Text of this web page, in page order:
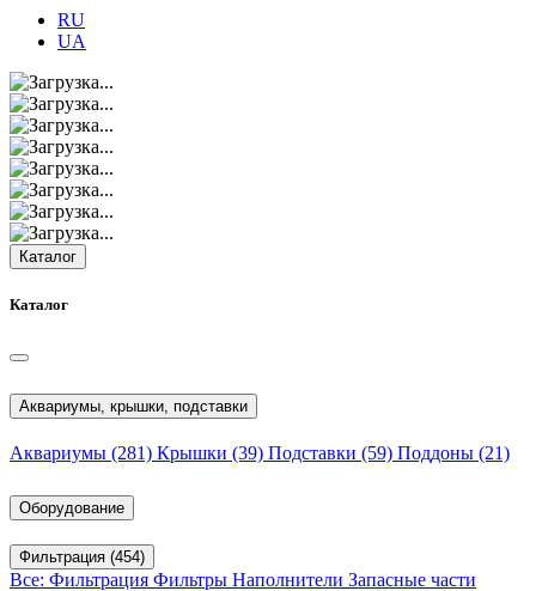
RU
UA
Каталог
Каталог
Аквариумы, крышки, подставки
Аквариумы (281) Крышки (39) Подставки (59) Поддоны (21)
Оборудование
Фильтрация (454)
Все: Фильтрация Фильтры Наполнители Запасные части